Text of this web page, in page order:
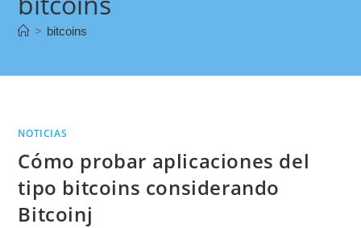
> bitcoins
NOTICIAS
Cómo probar aplicaciones del
tipo bitcoins considerando
Bitcoinj